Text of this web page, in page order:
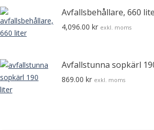
Avfallsbehållare, 660
4,096.00 kr exkl. moms
här
produkten
Avfallstunna sopkärl
869.00 kr exkl. moms